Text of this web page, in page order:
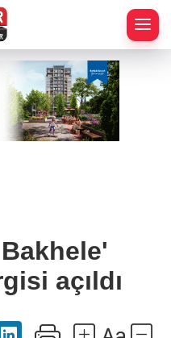
açıldı